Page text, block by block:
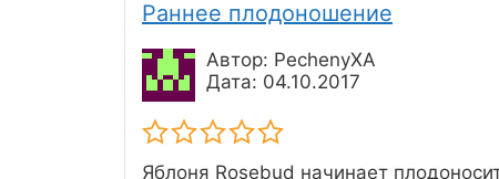
Раннее плодоношение
Автор: PechenyXA
Дата: 04.10.2017
Яблоня Rosebud начинает